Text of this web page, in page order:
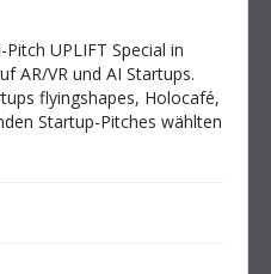
UPLIFT Special in
AR/VR und AI Startups.
flyingshapes, Holocafé,
Startup-Pitches wählten